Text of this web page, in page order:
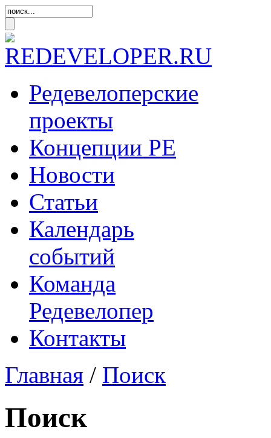
Редевелоперские
проекты
Концепции РЕ
Новости
Статьи
Календарь
событий
Команда
Редевелопер
Контакты
Главная / Поиск
Поиск